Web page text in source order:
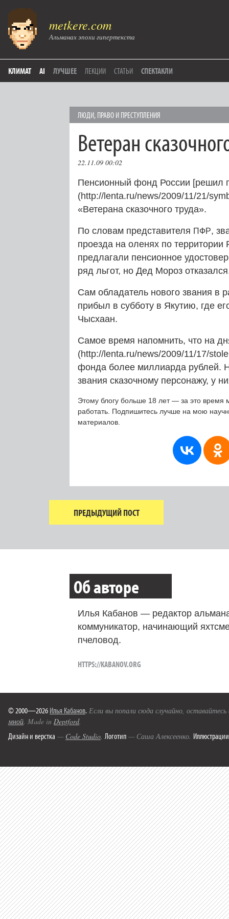
metkere.com
Альманах эпохи гипертекста
КЛИМАТ AI ЛУЧШЕЕ ЛЕКЦИИ СТАТЬИ СПЕКТАКЛИ
ЛЮДИ, ПРАВО И ПРЕСТУПЛЕНИЯ
Ветеран
22.11.09 00:02
Пенсионный фонд России [решил
(http://lenta.ru/news/2009/11/21/
«Ветерана сказочного труда».
По словам представителя ПФР,
проезда на оленях по
предлагали пенсионное
ряд льгот, но Дед Мороз
Сам обладатель нового звания в
прибыл в субботу в Якутию, где
Чысхаан.
Самое время напомнить, что на
(http://lenta.ru/news/2009/11/17/
фонда более миллиарда рублей.
звания сказочному персонажу, у
Этому блогу больше 18 лет — за это время
работать. Подпишитесь лучше на мою
материалов.
ПРЕДЫДУЩИЙ ПОСТ
Об авторе
Илья Кабанов — редактор
коммуникатор, начинающий
пчеловод.
HTTPS://KABANOV.ORG
© 2000—2026 Илья Кабанов. Если вы попали сюда случайно,
мной. Made in Deptford.
Дизайн и верстка — Code Studio. Логотип — Саша Алексеенко. Иллюстрации